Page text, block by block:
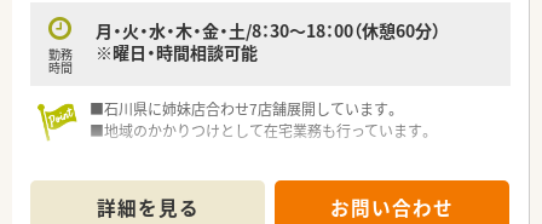
勤務
時間
月・火・水・木・金・土/8：30～18：00（休憩60分）
※曜日・時間相談可能
■石川県に姉妹店合わせ7店舗展開しています。
■地域のかかりつけとして在宅業務も行っています。
詳細を見る お問い合わせ